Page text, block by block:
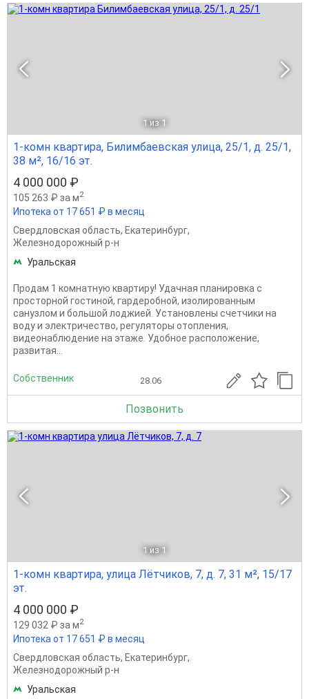
1 из 1
1-комн квартира, Билимбаевская улица, 25/1, д. 25/1,
38 м², 16/16 эт.
4 000 000 ₽
105 263 ₽ за м2
Ипотека от 17 651 ₽ в месяц
Свердловская область, Екатеринбург,
Железнодорожный р-н
Уральская
Продам 1 комнатную квартиру! Удачная планировка с
просторной гостиной, гардеробной, изолированным
санузлом и большой лоджией. Установлены счетчики на
воду и электричество, регуляторы отопления,
видеонаблюдение на этаже. Удобное расположение,
развитая...
Собственник 28.06
Позвонить
1 из 1
1-комн квартира, улица Лётчиков, 7, д. 7, 31 м², 15/17
эт.
4 000 000 ₽
129 032 ₽ за м2
Ипотека от 17 651 ₽ в месяц
Свердловская область, Екатеринбург,
Железнодорожный р-н
Уральская